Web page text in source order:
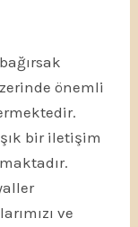
önemli
bir iletişim
ve